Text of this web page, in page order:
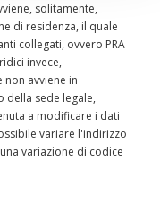
solitamente,
di residenza, il quale
collegati, ovvero PRA
invece,
avviene in
della sede legale,
a modificare i dati
variare l'indirizzo
variazione di codice